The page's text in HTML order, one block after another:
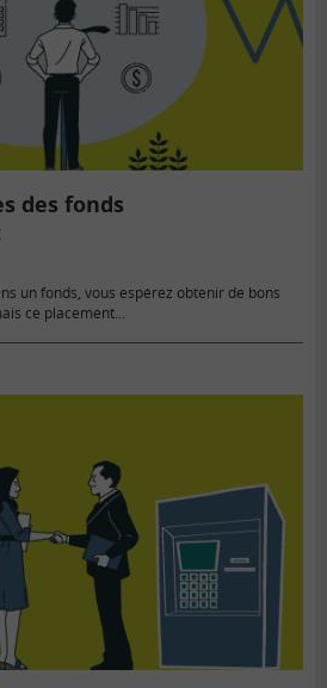
des fonds
un fonds, vous espérez obtenir de bons
ce placement…